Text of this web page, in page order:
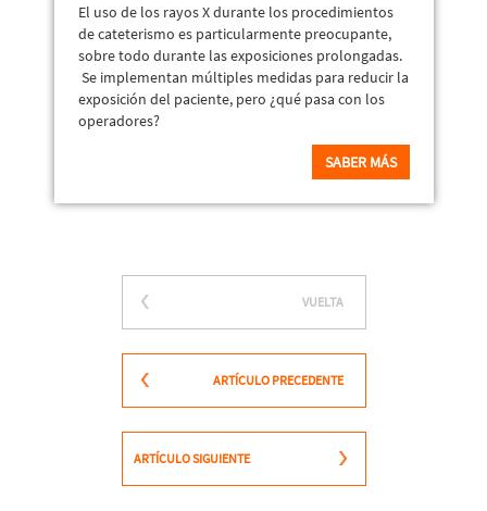
El uso de los rayos X durante los procedimientos
de cateterismo es particularmente preocupante,
sobre todo durante las exposiciones prolongadas.
Se implementan múltiples medidas para reducir la
exposición del paciente, pero ¿qué pasa con los
operadores?
SABER MÁS
VUELTA
ARTÍCULO PRECEDENTE
ARTÍCULO SIGUIENTE